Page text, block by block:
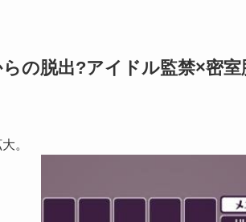
の脱出?アイドル監禁×密
。